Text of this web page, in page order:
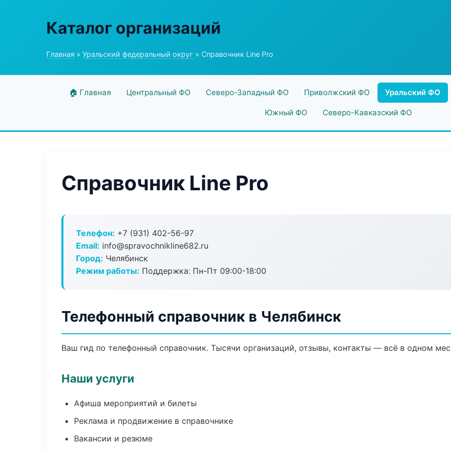
Каталог организаций
Главная » Уральский федеральный округ » Справочник Line Pro
🏠 Главная Центральный ФО Северо-Западный ФО Приволжский ФО Уральский ФО
Южный ФО Северо-Кавказский ФО
Справочник Line Pro
Телефон: +7 (931) 402-56-97
Email: info@spravochnikline682.ru
Город: Челябинск
Режим работы: Поддержка: Пн-Пт 09:00-18:00
Телефонный справочник в Челябинск
Ваш гид по телефонный справочник. Тысячи организаций, отзывы, контакты — всё в одном
Наши услуги
Афиша мероприятий и билеты
Реклама и продвижение в справочнике
Вакансии и резюме